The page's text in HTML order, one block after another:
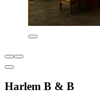
Harlem B & B